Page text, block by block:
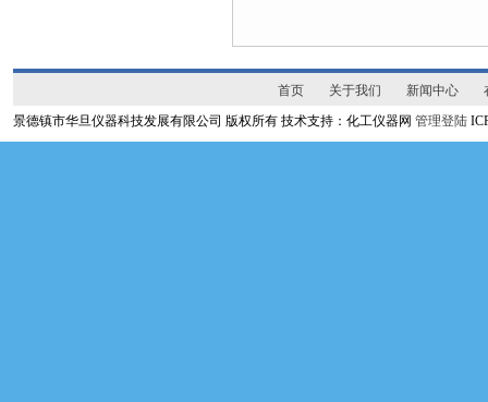
首页 关于我们 新闻中心
景德镇市华旦仪器科技发展有限公司 版权所有 技术支持：化工仪器网 管理登陆